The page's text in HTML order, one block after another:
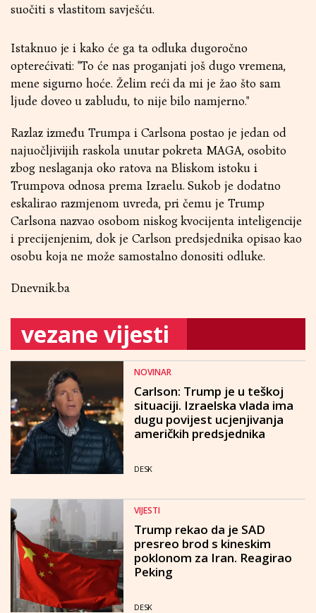
suočiti s vlastitom savješću.
Istaknuo je i kako će ga ta odluka dugoročno
opterećivati: "To će nas proganjati još dugo vremena,
mene sigurno hoće. Želim reći da mi je žao što sam
ljude doveo u zabludu, to nije bilo namjerno."
Razlaz između Trumpa i Carlsona postao je jedan od
najuočljivijih raskola unutar pokreta MAGA, osobito
zbog neslaganja oko ratova na Bliskom istoku i
Trumpova odnosa prema Izraelu. Sukob je dodatno
eskalirao razmjenom uvreda, pri čemu je Trump
Carlsona nazvao osobom niskog kvocijenta inteligencije
i precijenjenim, dok je Carlson predsjednika opisao kao
osobu koja ne može samostalno donositi odluke.
Dnevnik.ba
vezane vijesti
NOVINAR
Carlson: Trump je u teškoj
situaciji. Izraelska vlada ima
dugu povijest ucjenjivanja
američkih predsjednika
DESK
VIJESTI
Trump rekao da je SAD
presreo brod s kineskim
poklonom za Iran. Reagirao
Peking
DESK